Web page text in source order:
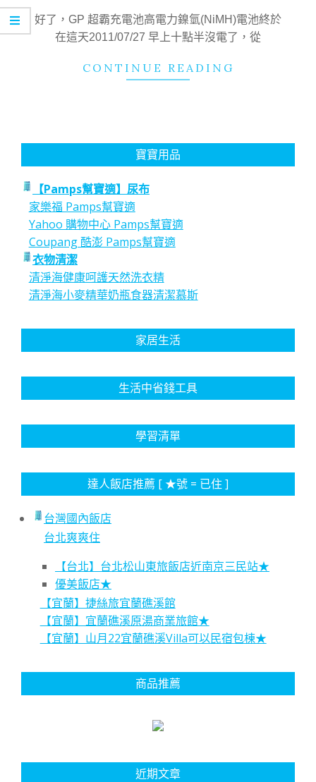
01
好了，GP 超霸充電池高電力鎳氫(NiMH)電池終於
在這天2011/07/27 早上十點半沒電了，從
CONTINUE READING
寶寶用品
【Pamps幫寶適】尿布
家樂福 Pamps幫寶適
Yahoo 購物中心 Pamps幫寶適
Coupang 酷澎 Pamps幫寶適
衣物清潔
清淨海健康呵護天然洗衣精
清淨海小麥精華奶瓶食器清潔慕斯
家居生活
生活中省錢工具
學習清單
達人飯店推薦 [ ★號 = 已住 ]
台灣國內飯店
台北爽爽住
【台北】台北松山東旅飯店近南京三民站★
優美飯店★
【宜蘭】捷絲旅宜蘭礁溪館
【宜蘭】宜蘭礁溪原湯商業旅館★
【宜蘭】山月22宜蘭礁溪Villa可以民宿包棟★
商品推薦
近期文章